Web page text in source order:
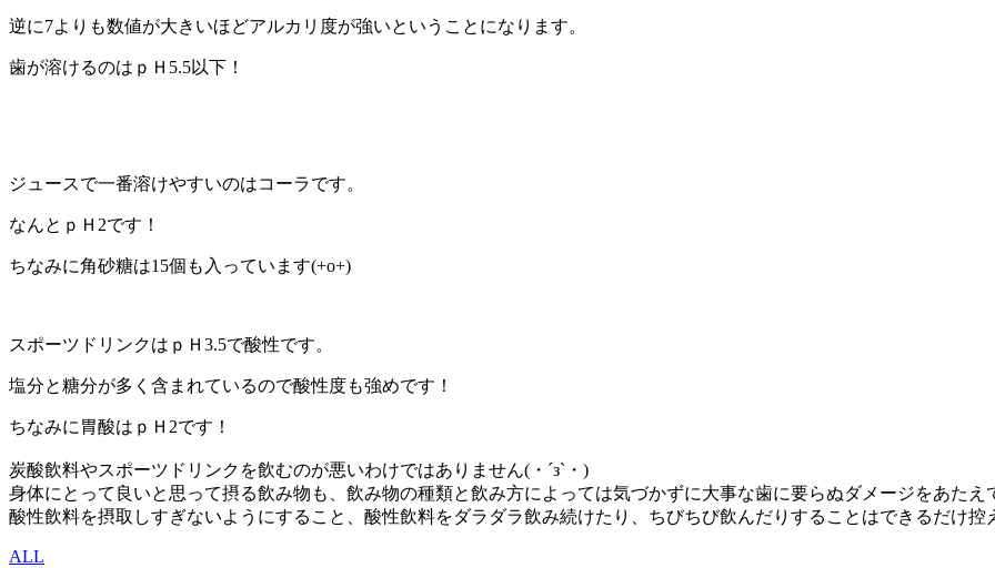
逆に7よりも数値が大きいほどアルカリ度が強いということになります。
歯が溶けるのはｐＨ5.5以下！
ジュースで一番溶けやすいのはコーラです。
なんとｐＨ2です！
ちなみに角砂糖は15個も入っています(+o+)
スポーツドリンクはｐＨ3.5で酸性です。
塩分と糖分が多く含まれているので酸性度も強めです！
ちなみに胃酸はｐＨ2です！
炭酸飲料やスポーツドリンクを飲むのが悪いわけではありません(・´з`・)
身体にとって良いと思って摂る飲み物も、飲み物の種類と飲み方によっては気づかずに大事な歯に要らぬダメージをあたえ
酸性飲料を摂取しすぎないようにすること、酸性飲料をダラダラ飲み続けたり、ちびちび飲んだりすることはできるだけ
ALL